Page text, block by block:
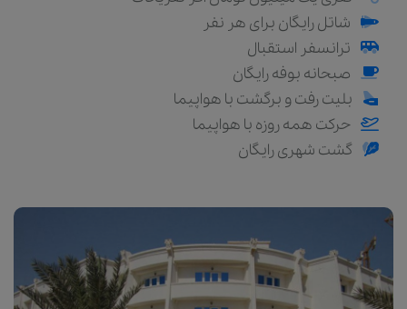
شاتل رایگان برای هر نفر
ترانسفر استقبال
صبحانه بوفه رایگان
بلیت رفت و برگشت با هواپیما
حرکت همه روزه با هواپیما
گشت شهری رایگان